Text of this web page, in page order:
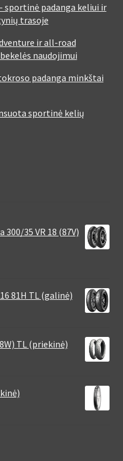
padanga keliui ir
trasoje
ir all-road
naudojimui
padanga minkštai
sportinė kelių
35 VR 18 (87V)
81H TL (galinė)
TL (priekinė)